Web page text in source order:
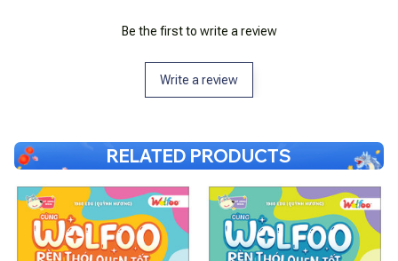
Be the first to write a review
Write a review
RELATED PRODUCTS